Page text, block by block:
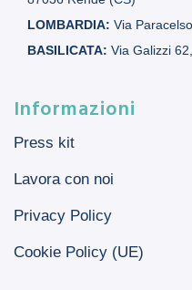
LOMBARDIA: Via
BASILICATA: Via Galizzi
Informazioni
Press kit
Lavora con noi
Privacy Policy
Cookie Policy (UE)